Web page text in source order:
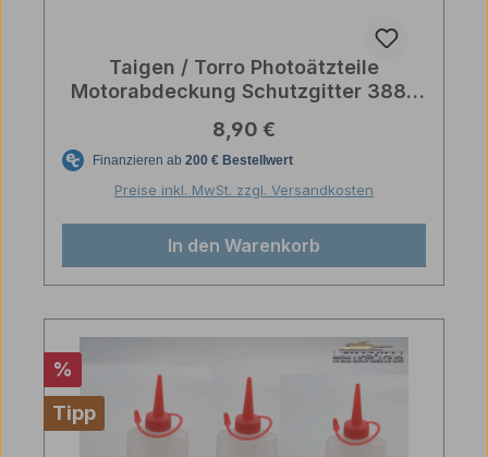
Taigen / Torro Photoätzteile
Motorabdeckung Schutzgitter 3889
Regulärer Preis:
8,90 €
Preise inkl. MwSt. zzgl. Versandkosten
In den Warenkorb
Rabatt
%
Tipp